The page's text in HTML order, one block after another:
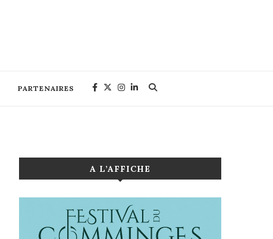
PARTENAIRES
A L’AFFICHE